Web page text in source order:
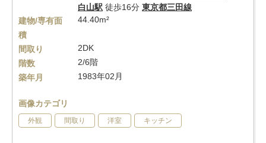
白山駅 徒歩16分 東京都三田線
建物/専有面
積
44.40m²
間取り
2DK
階数
2/6階
築年月
1983年02月
画像カテゴリ
外観 間取り 洋室 キッチン